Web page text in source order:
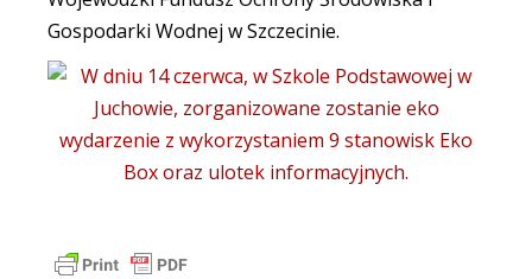
Gospodarki Wodnej w Szczecinie.